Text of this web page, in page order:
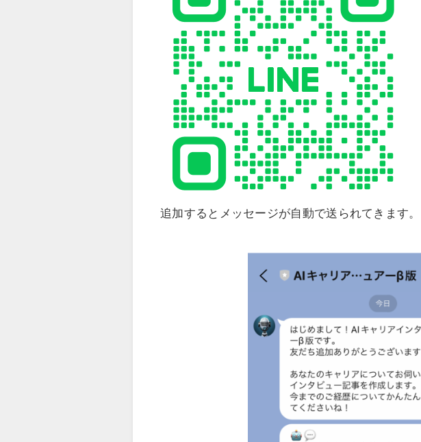
追加するとメッセージが自動で送られてきます。